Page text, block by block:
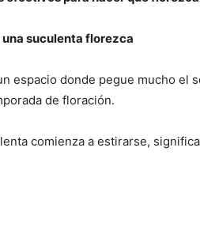
suculenta florezca
espacio donde pegue mucho el
de floración.
comienza a estirarse,